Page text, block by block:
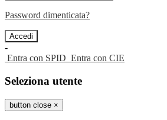
Password dimenticata?
-
Entra con SPID Entra con CIE
Seleziona utente
button close ×